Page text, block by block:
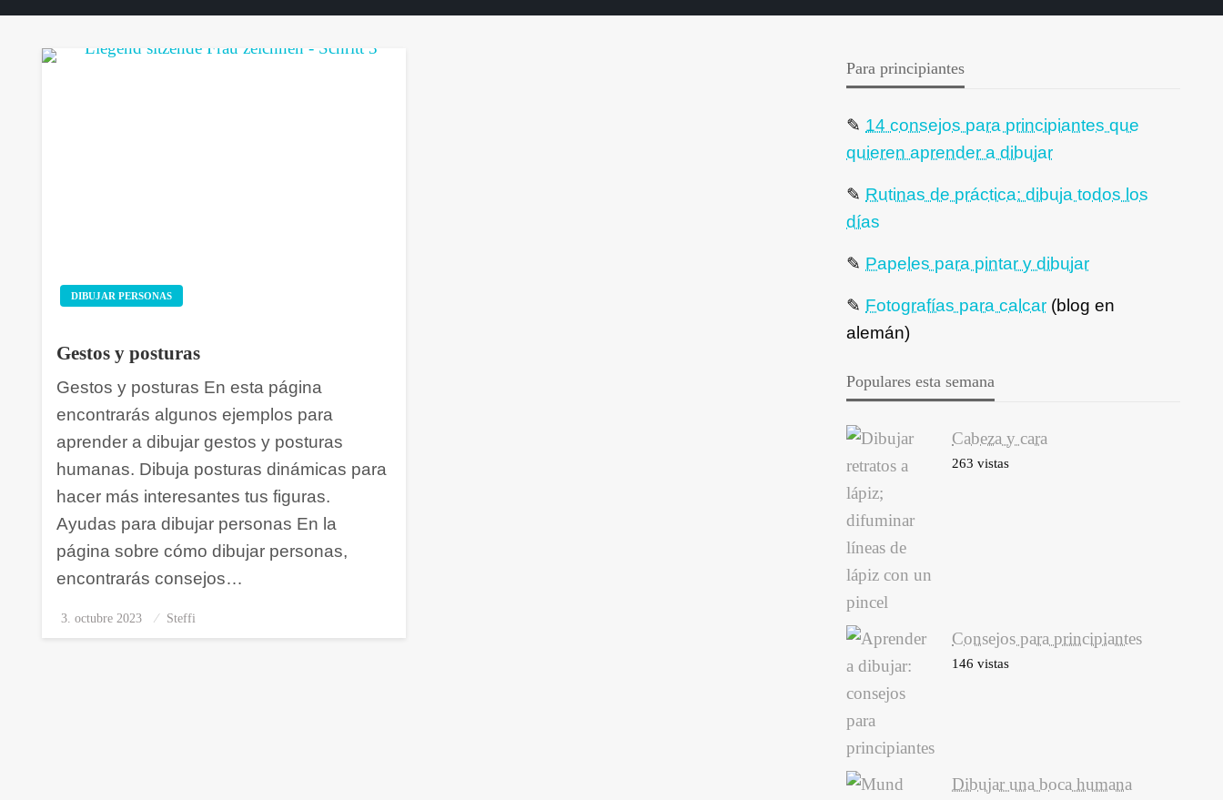
DIBUJAR PERSONAS
Gestos y posturas
Gestos y posturas En esta página
encontrarás algunos ejemplos para
aprender a dibujar gestos y posturas
humanas. Dibuja posturas dinámicas para
hacer más interesantes tus figuras.
Ayudas para dibujar personas En la
página sobre cómo dibujar personas,
encontrarás consejos…
Publicado
el
3. octubre 2023 Steffi
Para principiantes
✎ 14 consejos para principiantes que
quieren aprender a dibujar
✎ Rutinas de práctica: dibuja todos los
días
✎ Papeles para pintar y dibujar
✎ Fotografías para calcar (blog en
alemán)
Populares esta semana
Cabeza y cara
263 vistas
Consejos para principiantes
146 vistas
Dibujar una boca humana